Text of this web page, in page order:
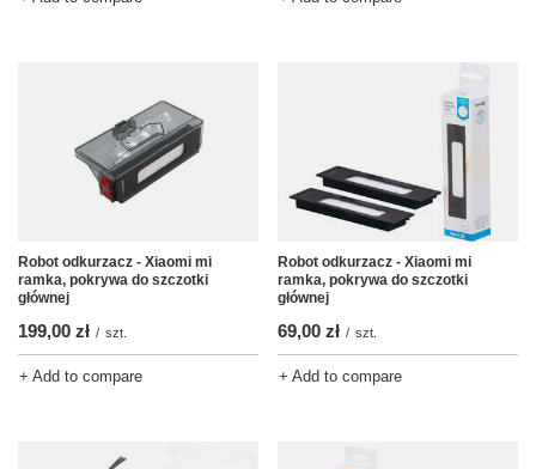
Robot odkurzacz - Xiaomi mi
ramka, pokrywa do szczotki
głównej
199,00 zł / szt.
+ Add to compare
Robot odkurzacz - Xiaomi mi
ramka, pokrywa do szczotki
głównej
69,00 zł / szt.
+ Add to compare